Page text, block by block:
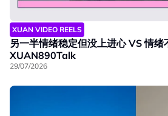
XUAN VIDEO REELS
另一半情绪稳定但没上进心 VS 情绪
XUAN890Talk
29/07/2026